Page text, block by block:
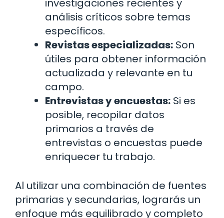
investigaciones recientes y
análisis críticos sobre temas
específicos.
Revistas especializadas: Son
útiles para obtener información
actualizada y relevante en tu
campo.
Entrevistas y encuestas: Si es
posible, recopilar datos
primarios a través de
entrevistas o encuestas puede
enriquecer tu trabajo.
Al utilizar una combinación de fuentes
primarias y secundarias, lograrás un
enfoque más equilibrado y completo